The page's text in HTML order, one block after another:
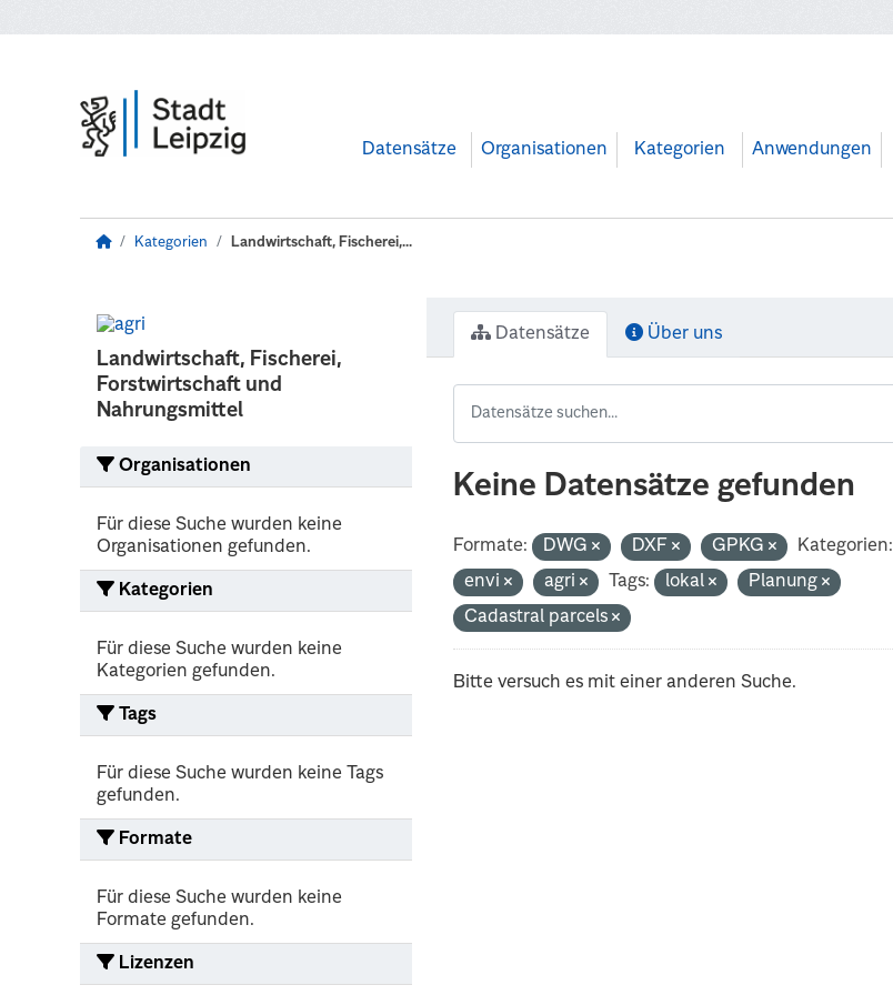
Datensätze Organisationen Kategorien Anwendungen
Kategorien Landwirtschaft, Fischerei,...
Landwirtschaft, Fischerei,
Forstwirtschaft und
Nahrungsmittel
Organisationen
Für diese Suche wurden keine
Organisationen gefunden.
Kategorien
Für diese Suche wurden keine
Kategorien gefunden.
Tags
Für diese Suche wurden keine Tags
gefunden.
Formate
Für diese Suche wurden keine
Formate gefunden.
Lizenzen
Datensätze Über uns
Keine Datensätze gefunden
Formate: DWG DXF GPKG Kategorien:
envi
agri Tags: lokal
Planung
Cadastral parcels
Bitte versuch es mit einer anderen Suche.